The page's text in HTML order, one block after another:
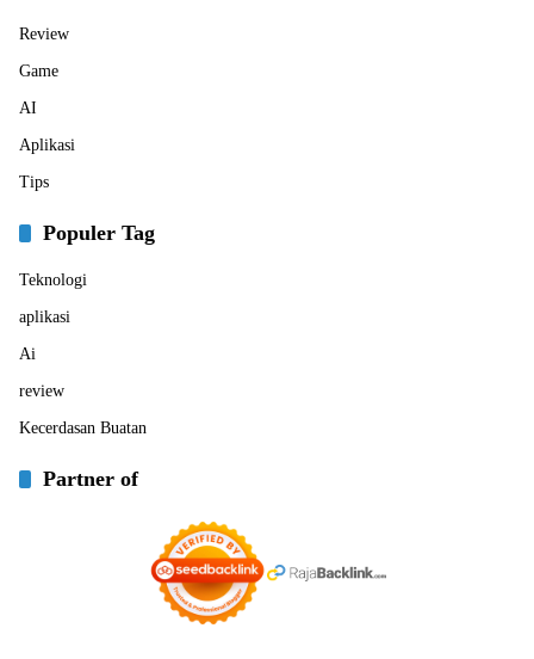
Review
Game
AI
Aplikasi
Tips
Populer Tag
Teknologi
aplikasi
Ai
review
Kecerdasan Buatan
Partner of